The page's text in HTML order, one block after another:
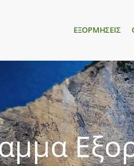
ΕΞΟΡΜΗΣΕΙΣ